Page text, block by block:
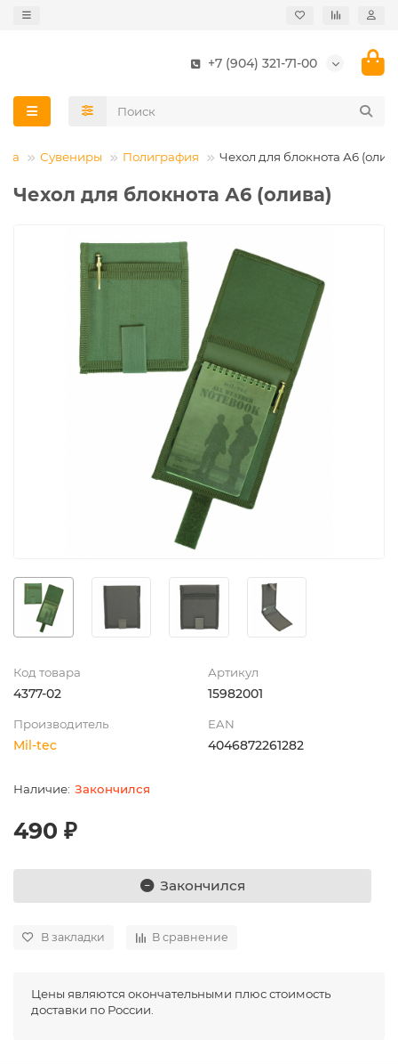
+7 (904) 321-71-00
Сувениры Полиграфия Чехол для блокнота А6
Чехол для блокнота А6 (олива)
Код товара
4377-02
Артикул
15982001
Производитель
Mil-tec
EAN
4046872261282
Закончился
490 ₽
Закончился
В закладки В сравнение
Цены являются окончательными плюс стоимость
доставки по России.